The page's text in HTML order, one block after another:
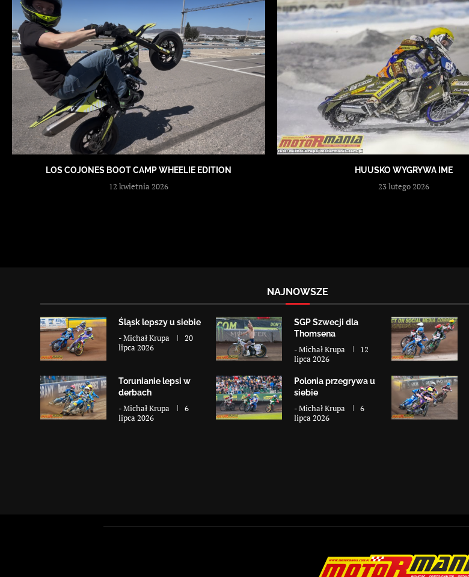
LOS COJONES BOOT CAMP WHEELIE EDITION
12 kwietnia 2026
HUUSKO WYGRYWA IME
23 lutego 2026
NAJNOWSZE
Śląsk lepszy u siebie
-Michał Krupa
20
lipca 2026
SGP Szwecji dla
Thomsena
-Michał Krupa
12
lipca 2026
Torunianie lepsi w
derbach
-Michał Krupa
6
lipca 2026
Polonia przegrywa u
siebie
-Michał Krupa
6
lipca 2026